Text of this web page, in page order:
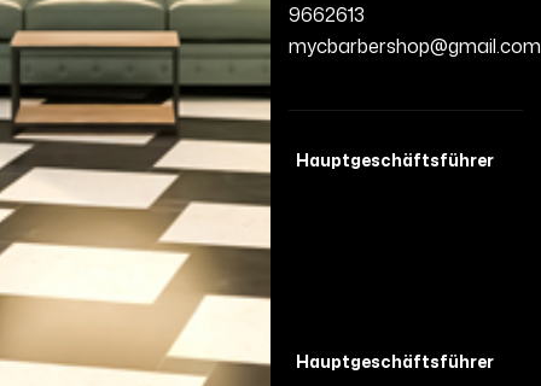
9662613
mycbarbershop@gmail.com
Hauptgeschäftsführer
Hauptgeschäftsführer